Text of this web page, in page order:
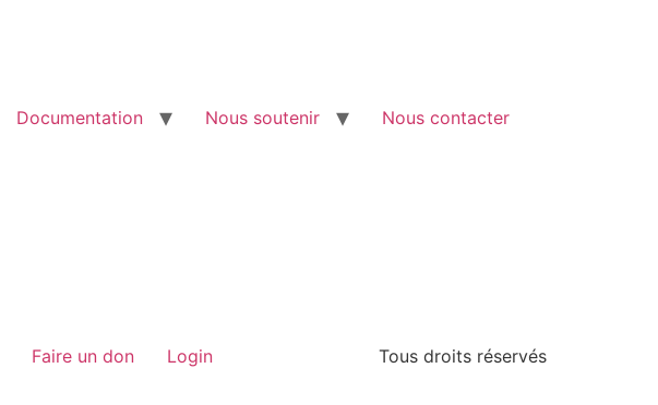
Documentation Nous soutenir
Nous contacter
Faire un don Login Tous droits réservés